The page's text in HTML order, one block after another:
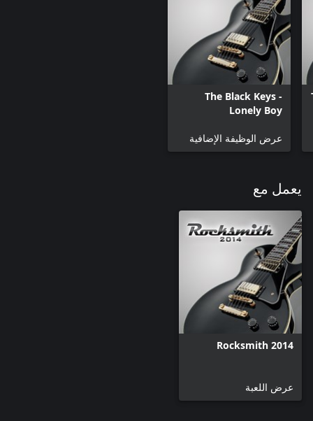
The Black Keys -
Lonely Boy
عرض الوظيفة الإضافية
يعمل مع
Rocksmith 2014
عرض اللعبة